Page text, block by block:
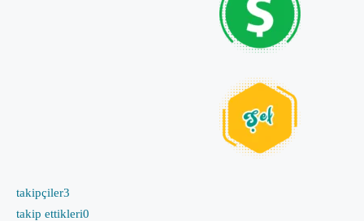
takipçiler3
takip ettikleri0